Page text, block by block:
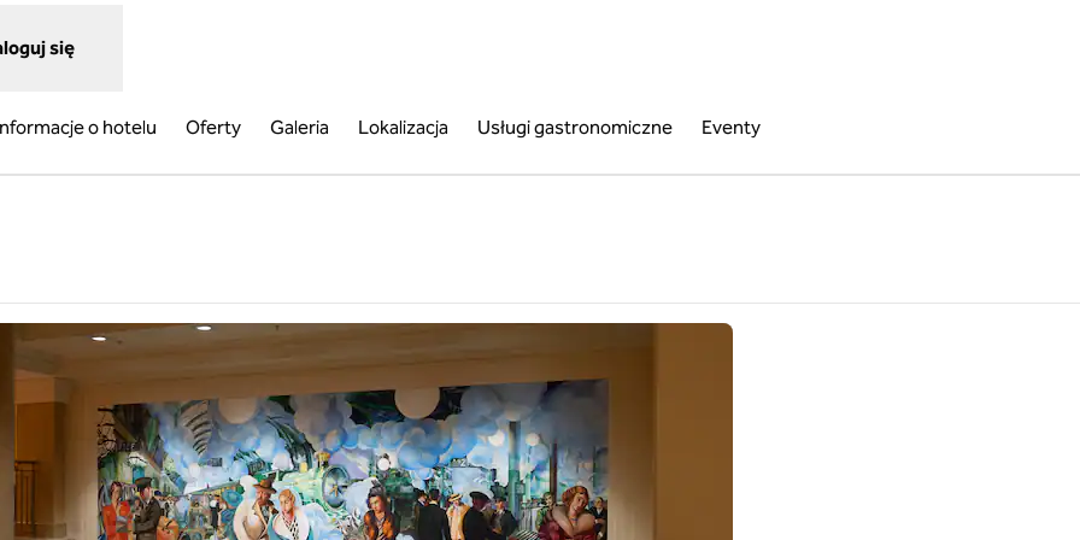
się
o hotelu Oferty Galeria Lokalizacja Usługi gastronomiczne Eventy